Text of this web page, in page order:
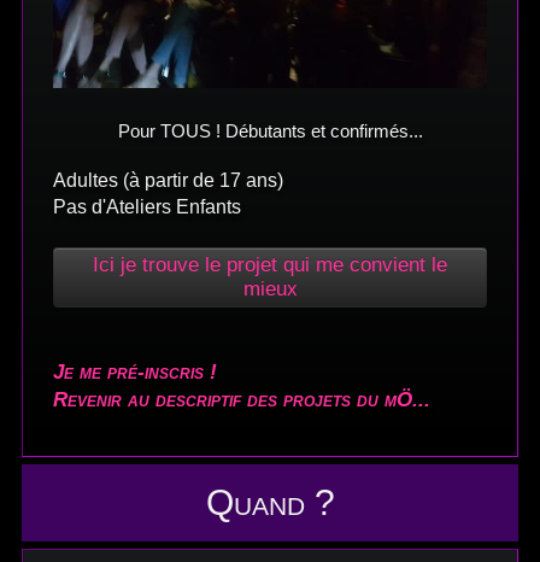
Pour TOUS ! Débutants et confirmés...
Adultes (à partir de 17 ans)
Pas d'Ateliers Enfants
Ici je trouve le projet qui me convient le
mieux
Je me pré-inscris !
Revenir au descriptif des projets du mÖ...
Quand ?